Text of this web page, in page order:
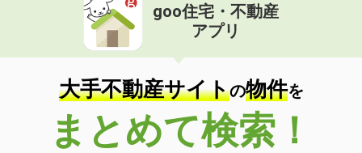
goo住宅・不動産
アプリ
大手不動産サイトの物件を
まとめて検索！